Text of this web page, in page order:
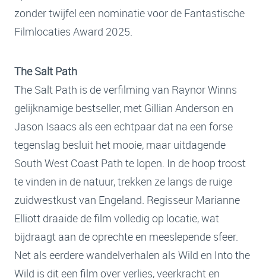
zonder twijfel een nominatie voor de Fantastische
Filmlocaties Award 2025.
The Salt Path
The Salt Path is de verfilming van Raynor Winns
gelijknamige bestseller, met Gillian Anderson en
Jason Isaacs als een echtpaar dat na een forse
tegenslag besluit het mooie, maar uitdagende
South West Coast Path te lopen. In de hoop troost
te vinden in de natuur, trekken ze langs de ruige
zuidwestkust van Engeland. Regisseur Marianne
Elliott draaide de film volledig op locatie, wat
bijdraagt aan de oprechte en meeslepende sfeer.
Net als eerdere wandelverhalen als Wild en Into the
Wild is dit een film over verlies, veerkracht en